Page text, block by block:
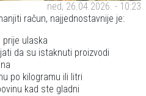
ned, 26.04.2026. - 10:23
račun, najjednostavnije je:
ulaska
da su istaknuti proizvodi
po kilogramu ili litri
kad ste gladni